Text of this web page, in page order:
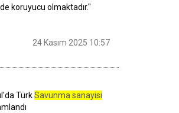
koruyucu olmaktadır."
24 Kasım 2025 10:57
TürkSavunma sanayisi